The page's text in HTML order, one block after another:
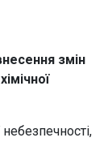
змін